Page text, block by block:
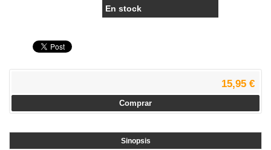
En stock
15,95 €
Comprar
Sinopsis